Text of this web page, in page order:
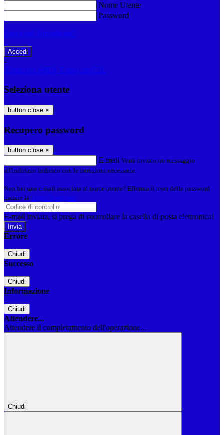
Nome Utente
Password
Password dimenticata?
-
Entra con SPID
Entra con CIE
Seleziona utente
button close ×
Recupero password
button close ×
E-mail Verrà inviato un messaggio
all'indirizzo indicato con le istruzioni necessarie.
Non hai una e-mail associata al nome utente? Effettua il reset della password
tramite la Login Spaggiari
E-mail inviata, si prega di controllare la casella di posta elettronica!
Errore
Chiudi
Successo
Chiudi
Informazione
Chiudi
Attendere...
Attendere il completamento dell'operazione...
Chiudi